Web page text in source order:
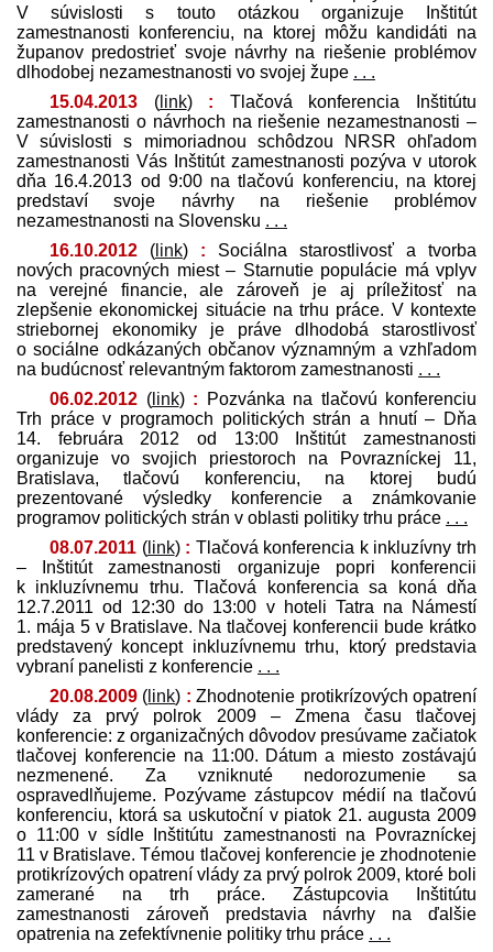
V súvislosti s touto otázkou organizuje Inštitút
zamestnanosti konferenciu, na ktorej môžu kandidáti na
županov pred­ostrieť svoje návrhy na riešenie problémov
dlhodobej nezamestnanosti vo svojej župe . . .
15.04.2013 (link) : Tlačová konferencia Inštitútu
zamestnanosti o návrhoch na riešenie nezamestnanosti –
V súvislosti s mimoriadnou schôdzou NRSR ohľadom
zamestnanosti Vás Inštitút zamestnanosti pozýva v utorok
dňa 16.4.2013 od 9:00 na tlačovú konferenciu, na ktorej
pred­staví svoje návrhy na riešenie problémov
nezamestnanosti na Slovensku . . .
16.10.2012 ( link) : Sociálna starostlivosť a tvorba
nových pracovných miest – Starnutie populácie má vplyv
na verejné financie, ale zároveň je aj príležitosť na
zlepšenie ekonomickej situácie na trhu práce. V kontexte
striebornej ekonomiky je práve dlhodobá starostlivosť
o sociálne odkázaných občanov významným a vzhľadom
na budúcnosť relevantným faktorom zamestnanosti . . .
06.02.2012 (link) : Pozvánka na tlačovú konferenciu
Trh práce v programoch politických strán a hnutí – Dňa
14. februára 2012 od 13:00 Inštitút zamestnanosti
organizuje vo svojich priestoroch na Povrazníckej 11,
Bratislava, tlačovú konferenciu, na ktorej budú
prezentované výsledky konferencie a známkovanie
programov politických strán v oblasti politiky trhu práce . . .
08.07.2011 (link) : Tlačová konferencia k inkluzívny trh
– Inštitút zamestnanosti organizuje popri konferencii
k inkluzívnemu trhu. Tlačová konferencia sa koná dňa
12.7.2011 od 12:30 do 13:00 v hoteli Tatra na Námestí
1. mája 5 v Bratislave. Na tlačovej konferencii bude krátko
pred­stavený koncept inkluzívnemu trhu, ktorý pred­stavia
vybraní panelisti z konferencie . . .
20.08.2009 ( link) : Zhodnotenie protikrízových opatrení
vlády za prvý polrok 2009 – Zmena času tlačovej
konferencie: z organizačných dôvodov presúvame začiatok
tlačovej konferencie na 11:00. Dátum a miesto zostávajú
nezmenené. Za vzniknuté nedorozumenie sa
ospravedlňujeme. Pozývame zástupcov médií na tlačovú
konferenciu, ktorá sa uskutoční v piatok 21. augusta 2009
o 11:00 v sídle Inštitútu zamestnanosti na Povrazníckej
11 v Bratislave. Témou tlačovej konferencie je zhodnotenie
protikrízových opatrení vlády za prvý polrok 2009, ktoré boli
zamerané na trh práce. Zástupcovia Inštitútu
zamestnanosti zároveň pred­stavia návrhy na ďalšie
opatrenia na zefektívnenie politiky trhu práce . . .